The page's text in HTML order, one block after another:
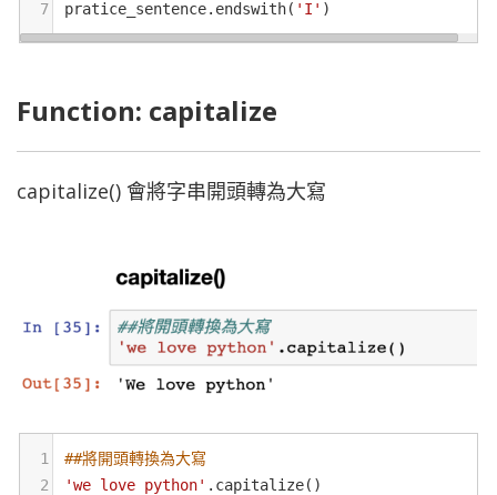
7
pratice_sentence. endswith( 'I' )
Function: capitalize
capitalize() 會將字串開頭轉為大寫
1
##將開頭轉換為大寫
2
'we love python' . capitalize()